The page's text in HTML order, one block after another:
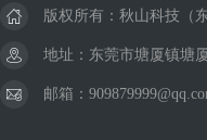
版权所有：秋山科技（
地址：东莞市塘厦镇塘
邮箱：